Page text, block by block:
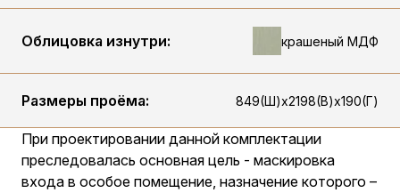
Облицовка изнутри: крашеный МДФ
Размеры проёма: 849(Ш)х2198(В)х190(Г)
При проектировании данной комплектации
преследовалась основная цель - маскировка
входа в особое помещение, назначение которого –